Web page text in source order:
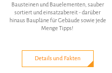
Bausteinen und Bauelementen, sauber
sortiert und einsatzabereit - darüber
hinaus Baupläne für Gebäude sowie jede
Menge Tipps!
Details und Fakten